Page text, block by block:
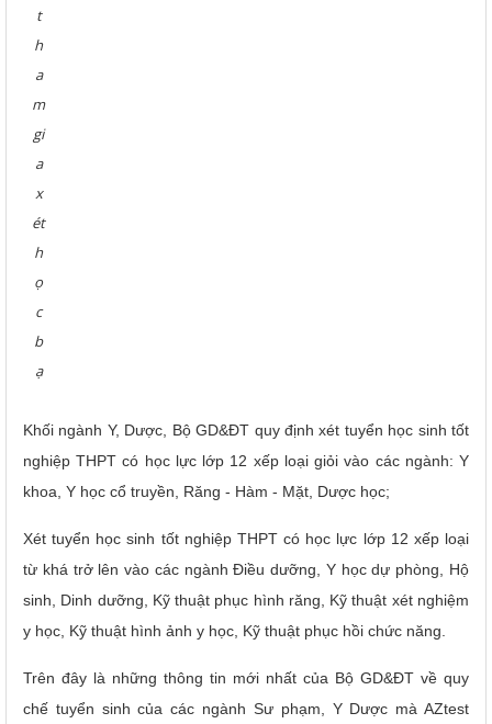
t
h
a
m
gi
a
x
ét
h
ọ
c
b
ạ
Khối ngành Y, Dược, Bộ GD&ĐT quy định xét tuyển học sinh tốt
nghiệp THPT có học lực lớp 12 xếp loại giỏi vào các ngành: Y
khoa, Y học cổ truyền, Răng - Hàm - Mặt, Dược học;
Xét tuyển học sinh tốt nghiệp THPT có học lực lớp 12 xếp loại
từ khá trở lên vào các ngành Điều dưỡng, Y học dự phòng, Hộ
sinh, Dinh dưỡng, Kỹ thuật phục hình răng, Kỹ thuật xét nghiệm
y học, Kỹ thuật hình ảnh y học, Kỹ thuật phục hồi chức năng.
Trên đây là những thông tin mới nhất của Bộ GD&ĐT về quy
chế tuyển sinh của các ngành Sư phạm, Y Dược mà AZtest